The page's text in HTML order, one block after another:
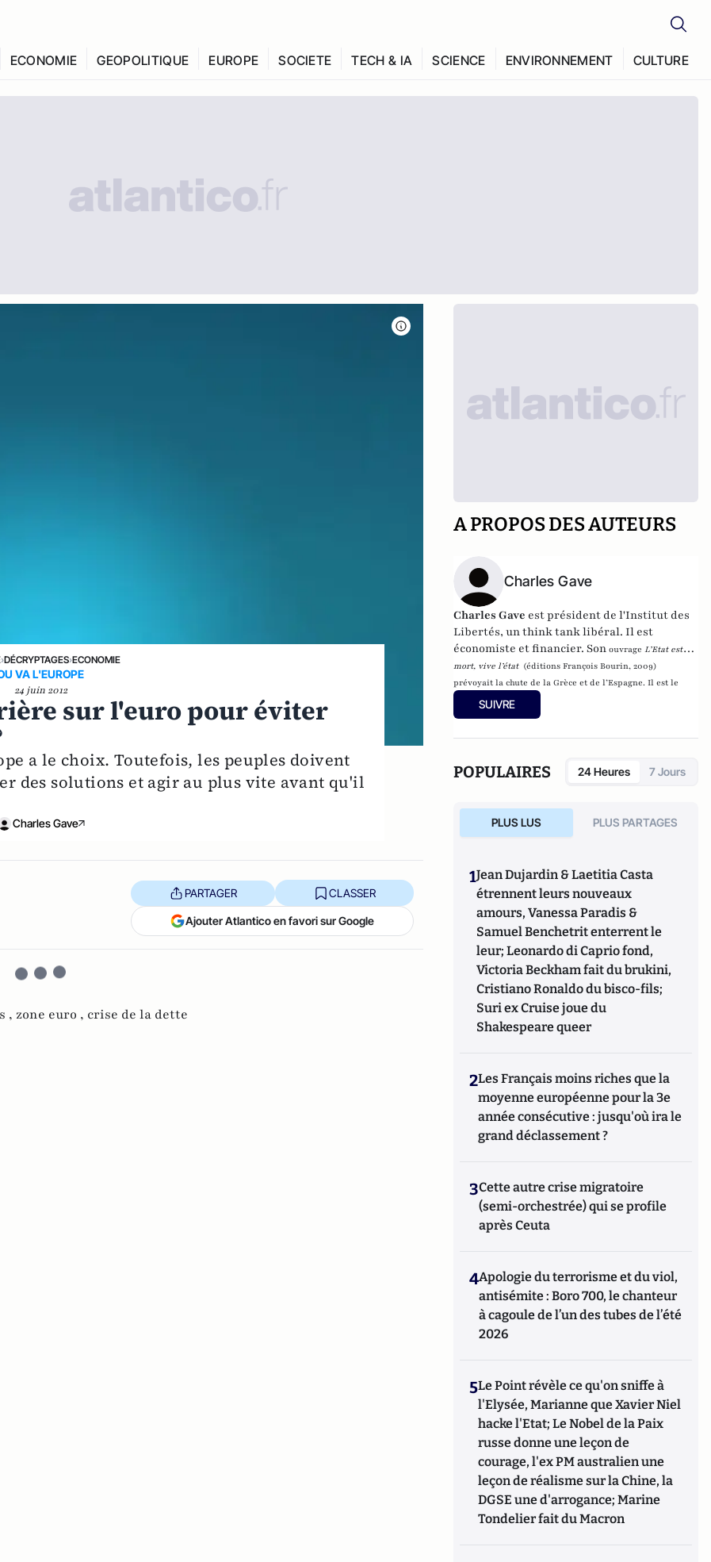
ECONOMIE GEOPOLITIQUE EUROPE SOCIETE TECH & IA SCIENCE ENVIRONNEMENT CULTURE
›DÉCRYPTAGES›ECONOMIE
VA L'EUROPE
24 juin 2012
sur l'euro pour éviter
a le choix. Toutefois, les peuples doivent
des solutions et agir au plus vite avant qu'il
Charles Gave
PARTAGER CLASSER
Ajouter Atlantico en favori sur Google
, zone euro , crise de la dette
A PROPOS DES AUTEURS
Charles Gave
Charles Gave est président del'Institut des
Libertés, unthink tanklibéral.Il est
économiste et financier. SonouvrageL’Etat est
mort, vive l’état (éditions François Bourin, 2009)
prévoyait la chute de la Grèce et de l’Espagne. Il est le
fondateur et président de
Securities, et membre du conseil d’administration de
SUIVRE
POPULAIRES 24 Heures 7 Jours
PLUS LUS PLUS PARTAGES
1Jean Dujardin & Laetitia Casta
étrennent leurs nouveaux
amours, Vanessa Paradis &
Samuel Benchetrit enterrent le
leur; Leonardo di Caprio fond,
Victoria Beckham fait du brukini,
Cristiano Ronaldo du bisco-fils;
Suri ex Cruise joue du
Shakespeare queer
2Les Français moins riches que la
moyenne européenne pour la 3e
année consécutive : jusqu'où ira le
grand déclassement ?
3Cette autre crise migratoire
(semi-orchestrée) qui se profile
après Ceuta
4Apologie du terrorisme et du viol,
antisémite : Boro 700, le chanteur
à cagoule de l’un des tubes de l’été
2026
5Le Point révèle ce qu'on sniffe à
l'Elysée, Marianne que Xavier Niel
hacke l'Etat; Le Nobel de la Paix
russe donne une leçon de
courage, l'ex PM australien une
leçon de réalisme sur la Chine, la
DGSE une d'arrogance; Marine
Tondelier fait du Macron